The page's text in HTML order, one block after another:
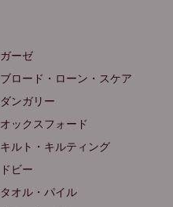
ガーゼ
ブロード・ローン・スケア
ダンガリー
オックスフォード
キルト・キルティング
ドビー
タオル・パイル